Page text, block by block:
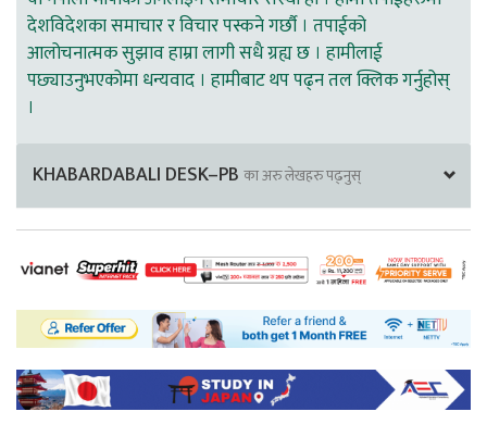
देशविदेशका समाचार र विचार पस्कने गर्छौ । तपाईको
आलोचनात्मक सुझाव हाम्रा लागी सधै ग्रह्य छ । हामीलाई
पछ्याउनुभएकोमा धन्यवाद । हामीबाट थप पढ्न तल क्लिक गर्नुहोस्
।
KHABARDABALI DESK–PB का अरु लेखहरु पढ्नुस्